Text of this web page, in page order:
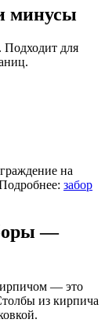
минусы
для
на
забор
—
— это
из кирпича